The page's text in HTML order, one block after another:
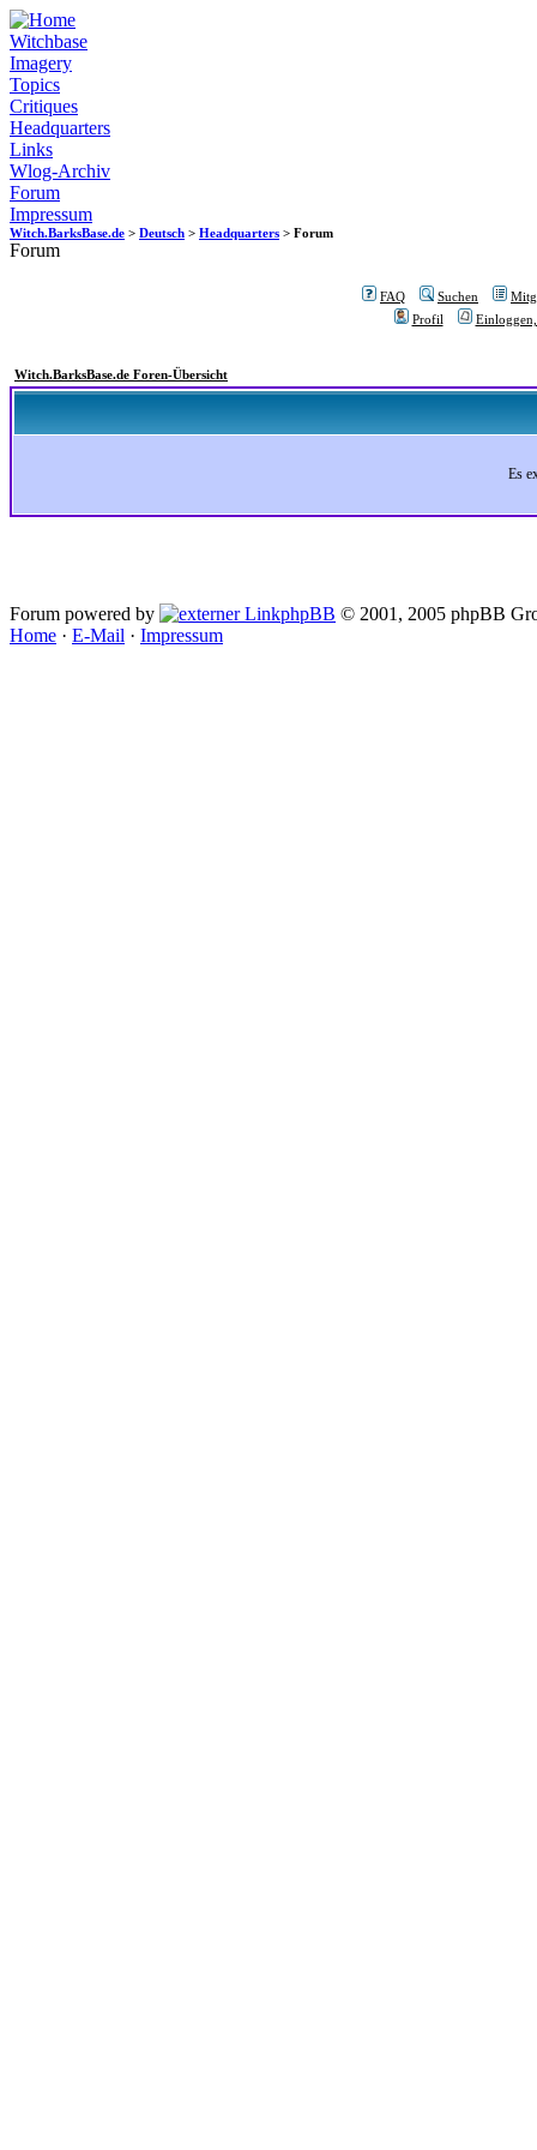
Witchbase
Imagery
Topics
Critiques
Headquarters
Links
Wlog-Archiv
Forum
Impressum
Witch.BarksBase.de > Deutsch > Headquarters > Forum
Forum
FAQ Suchen
Profil
Witch.BarksBase.de Foren-Übersicht
Es
Forum powered by phpBB © 2001, 2005 phpBB
Home · E-Mail · Impressum